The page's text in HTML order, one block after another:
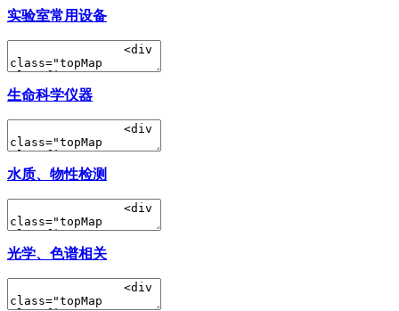
实验室常用设备
生命科学仪器
水质、物性检测
光学、色谱相关